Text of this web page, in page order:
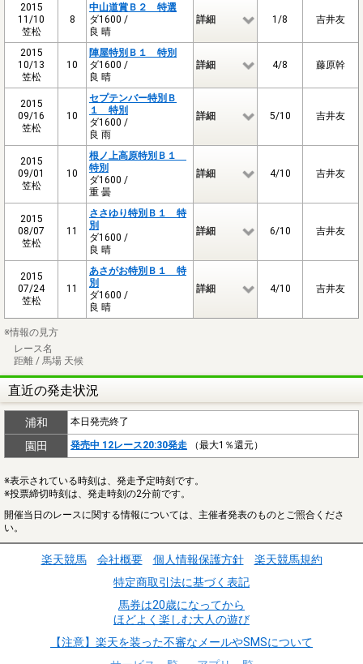
2015
11/10
笠松
8
中山道賞Ｂ２ 特選
ダ1600 /
良 晴
詳細 1/8 吉井友
2015
10/13
笠松
10
陣屋特別Ｂ１ 特別
ダ1600 /
良 晴
詳細 4/8 藤原幹
2015
09/16
笠松
10
セプテンバー特別Ｂ
１ 特別
ダ1600 /
良 雨
詳細 5/10 吉井友
2015
09/01
笠松
10
根ノ上高原特別Ｂ１
特別
ダ1600 /
重 曇
詳細 4/10 吉井友
2015
08/07
笠松
11
ささゆり特別Ｂ１ 特
別
ダ1600 /
良 晴
詳細 6/10 吉井友
2015
07/24
笠松
11
あさがお特別Ｂ１ 特
別
ダ1600 /
良 晴
詳細 4/10 吉井友
※情報の見方
レース名
距離 / 馬場 天候
直近の発走状況
浦和 本日発売終了
園田 発売中 12レース20:30発走 （最大1％還元）
※表示されている時刻は、発走予定時刻です。
※投票締切時刻は、発走時刻の2分前です。
開催当日のレースに関する情報については、主催者発表のものとご照合くださ
い。
楽天競馬 会社概要 個人情報保護方針
楽天競馬規約
特定商取引法に基づく表記
馬券は20歳になってから
ほどよく楽しむ大人の遊び
【注意】楽天を装った不審なメールやSMSについて